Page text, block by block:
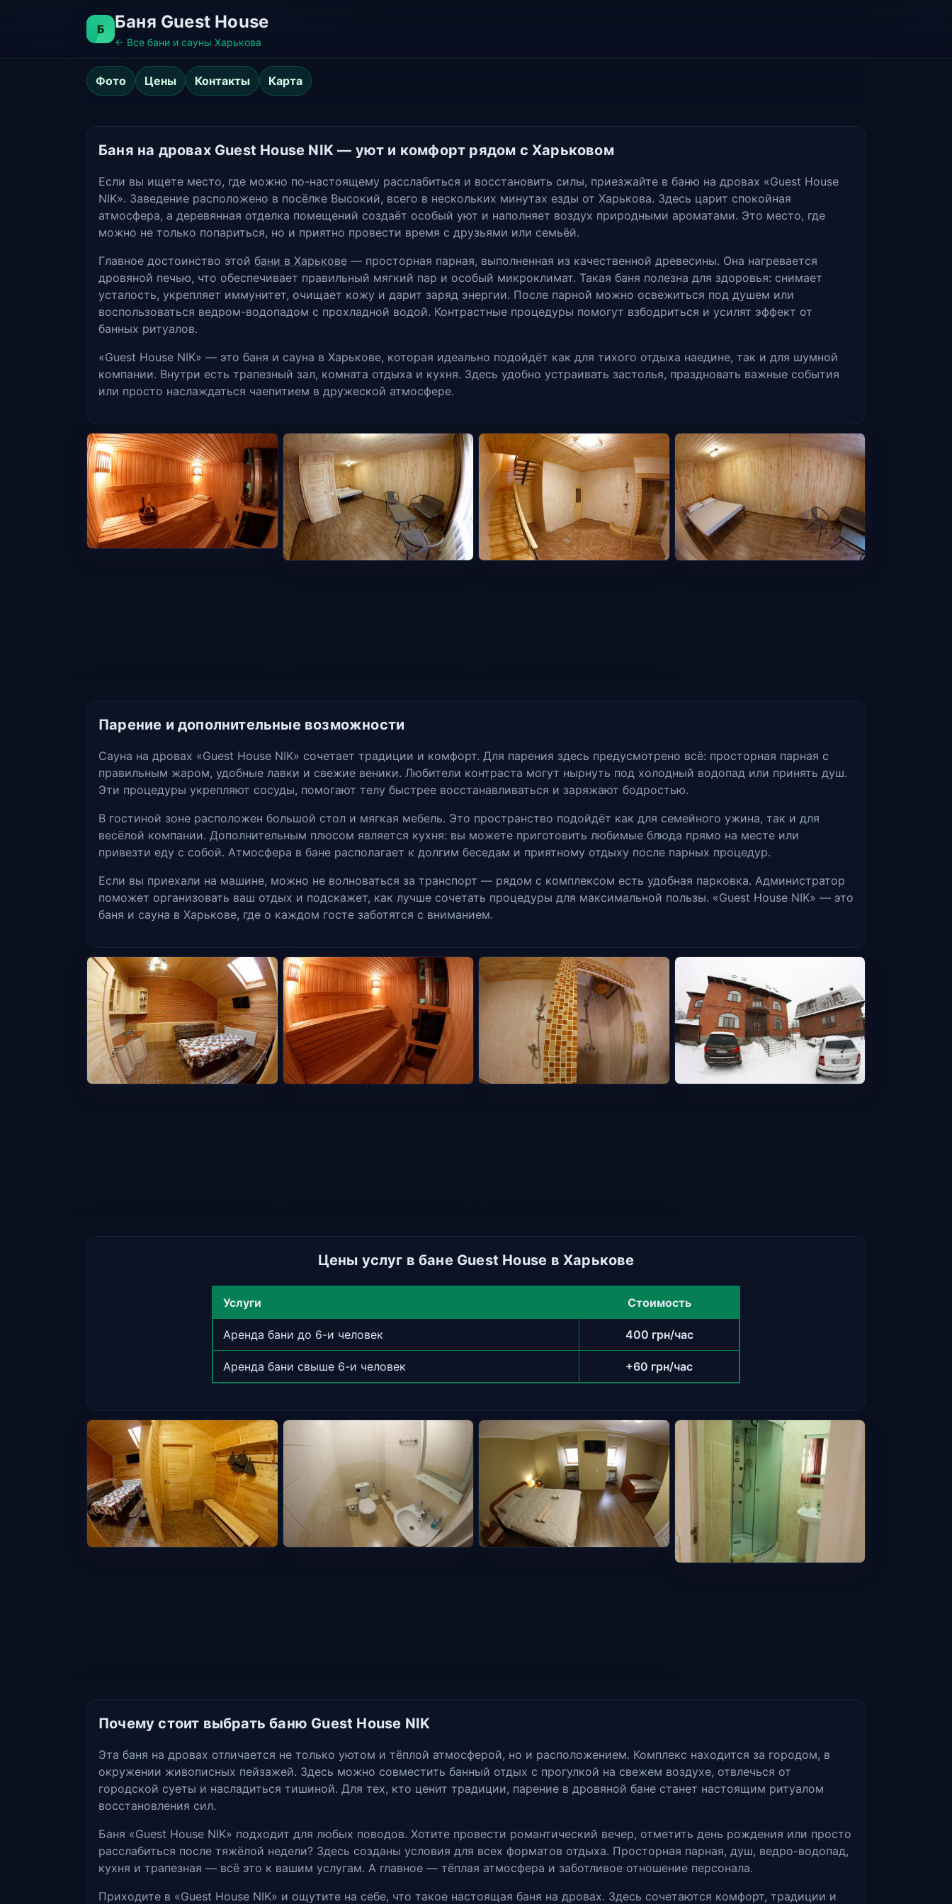
Б Баня Guest House
← Все бани и сауны Харькова
Фото Цены Контакты Карта
Баня на дровах Guest House NIK — уют и комфорт рядом с Харьковом
Если вы ищете место, где можно по-настоящему расслабиться и восстановить силы, приезжайте в баню на дровах «Guest House
NIK». Заведение расположено в посёлке Высокий, всего в нескольких минутах езды от Харькова. Здесь царит спокойная
атмосфера, а деревянная отделка помещений создаёт особый уют и наполняет воздух природными ароматами. Это место, где
можно не только попариться, но и приятно провести время с друзьями или семьёй.
Главное достоинство этой бани в Харькове — просторная парная, выполненная из качественной древесины. Она нагревается
дровяной печью, что обеспечивает правильный мягкий пар и особый микроклимат. Такая баня полезна для здоровья: снимает
усталость, укрепляет иммунитет, очищает кожу и дарит заряд энергии. После парной можно освежиться под душем или
воспользоваться ведром-водопадом с прохладной водой. Контрастные процедуры помогут взбодриться и усилят эффект от
банных ритуалов.
«Guest House NIK» — это баня и сауна в Харькове, которая идеально подойдёт как для тихого отдыха наедине, так и для шумной
компании. Внутри есть трапезный зал, комната отдыха и кухня. Здесь удобно устраивать застолья, праздновать важные события
или просто наслаждаться чаепитием в дружеской атмосфере.
Парение и дополнительные возможности
Сауна на дровах «Guest House NIK» сочетает традиции и комфорт. Для парения здесь предусмотрено всё: просторная парная с
правильным жаром, удобные лавки и свежие веники. Любители контраста могут нырнуть под холодный водопад или принять душ.
Эти процедуры укрепляют сосуды, помогают телу быстрее восстанавливаться и заряжают бодростью.
В гостиной зоне расположен большой стол и мягкая мебель. Это пространство подойдёт как для семейного ужина, так и для
весёлой компании. Дополнительным плюсом является кухня: вы можете приготовить любимые блюда прямо на месте или
привезти еду с собой. Атмосфера в бане располагает к долгим беседам и приятному отдыху после парных процедур.
Если вы приехали на машине, можно не волноваться за транспорт — рядом с комплексом есть удобная парковка. Администратор
поможет организовать ваш отдых и подскажет, как лучше сочетать процедуры для максимальной пользы. «Guest House NIK» — это
баня и сауна в Харькове, где о каждом госте заботятся с вниманием.
Цены услуг в бане Guest House в Харькове
Услуги Стоимость
Аренда бани до 6-и человек 400 грн/час
Аренда бани свыше 6-и человек +60 грн/час
Почему стоит выбрать баню Guest House NIK
Эта баня на дровах отличается не только уютом и тёплой атмосферой, но и расположением. Комплекс находится за городом, в
окружении живописных пейзажей. Здесь можно совместить банный отдых с прогулкой на свежем воздухе, отвлечься от
городской суеты и насладиться тишиной. Для тех, кто ценит традиции, парение в дровяной бане станет настоящим ритуалом
восстановления сил.
Баня «Guest House NIK» подходит для любых поводов. Хотите провести романтический вечер, отметить день рождения или просто
расслабиться после тяжёлой недели? Здесь созданы условия для всех форматов отдыха. Просторная парная, душ, ведро-водопад,
кухня и трапезная — всё это к вашим услугам. А главное — тёплая атмосфера и заботливое отношение персонала.
Приходите в «Guest House NIK» и ощутите на себе, что такое настоящая баня на дровах. Здесь сочетаются комфорт, традиции и